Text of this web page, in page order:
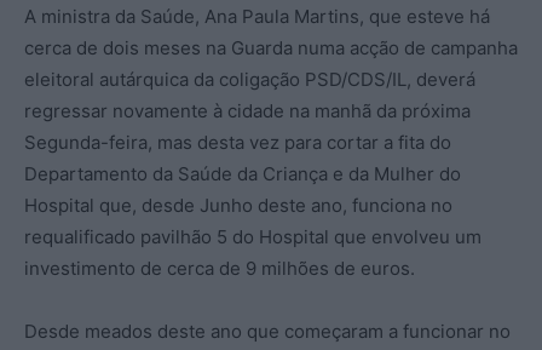
A ministra da Saúde, Ana Paula Martins, que esteve há
cerca de dois meses na Guarda numa acção de campanha
eleitoral autárquica da coligação PSD/CDS/IL, deverá
regressar novamente à cidade na manhã da próxima
Segunda-feira, mas desta vez para cortar a fita do
Departamento da Saúde da Criança e da Mulher do
Hospital que, desde Junho deste ano, funciona no
requalificado pavilhão 5 do Hospital que envolveu um
investimento de cerca de 9 milhões de euros.
Desde meados deste ano que começaram a funcionar no